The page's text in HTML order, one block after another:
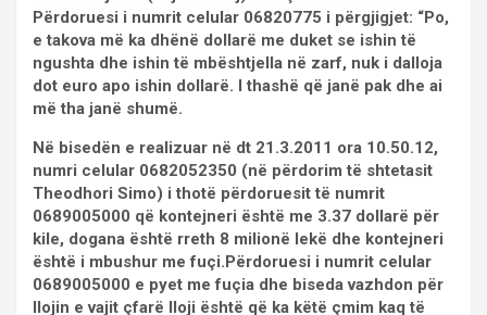
Përdoruesi i numrit celular 06820775 i përgjigjet: “Po,
e takova më ka dhënë dollarë me duket se ishin të
ngushta dhe ishin të mbështjella në zarf, nuk i dalloja
dot euro apo ishin dollarë. I thashë që janë pak dhe ai
më tha janë shumë.
Në bisedën e realizuar në dt 21.3.2011 ora 10.50.12,
numri celular 0682052350 (në përdorim të shtetasit
Theodhori Simo) i thotë përdoruesit të numrit
0689005000 që kontejneri është me 3.37 dollarë për
kile, dogana është rreth 8 milionë lekë dhe kontejneri
është i mbushur me fuçi.Përdoruesi i numrit celular
0689005000 e pyet me fuçia dhe biseda vazhdon për
llojin e vajit çfarë lloji është që ka këtë çmim kaq të